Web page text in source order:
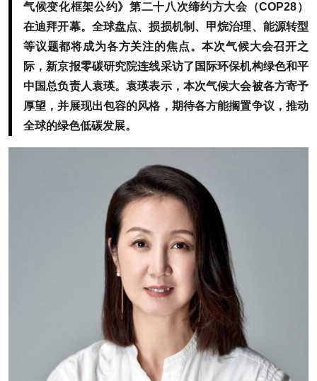
气候变化框架公约》第二十八次缔约方大会（COP28）
在迪拜开幕。全球盘点、损损机制、甲烷治理、能源转型
等议题都将成为各方关注的焦点。本次气候大会召开之
际，新京报零碳研究院连线采访了国际环保机构绿色和平
中国总负责人袁瑛。袁瑛表示，本次气候大会被各方寄予
厚望，并展现出包容的风格，期待各方能搁置争议，推动
全球的绿色低碳发展。